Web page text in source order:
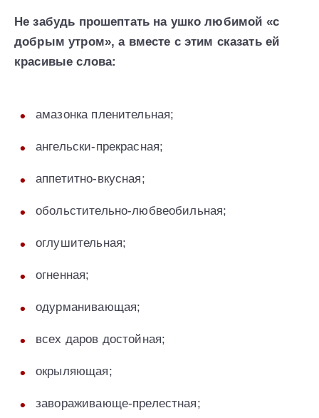
Не забудь прошептать на ушко любимой «с
добрым утром», а вместе с этим сказать ей
красивые слова:
амазонка пленительная;
ангельски-прекрасная;
аппетитно-вкусная;
обольстительно-любвеобильная;
оглушительная;
огненная;
одурманивающая;
всех даров достойная;
окрыляющая;
завораживающе-прелестная;